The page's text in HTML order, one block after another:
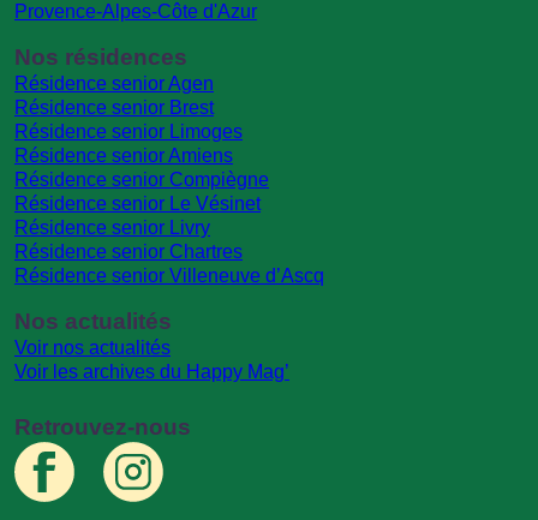
Provence-Alpes-Côte d'Azur
Nos résidences
Résidence senior Agen
Résidence senior Brest
Résidence senior Limoges
Résidence senior Amiens
Résidence senior Compiègne
Résidence senior Le Vésinet
Résidence senior Livry
Résidence senior Chartres
Résidence senior Villeneuve d’Ascq
Nos actualités
Voir nos actualités
Voir les archives du Happy Mag’
Retrouvez-nous